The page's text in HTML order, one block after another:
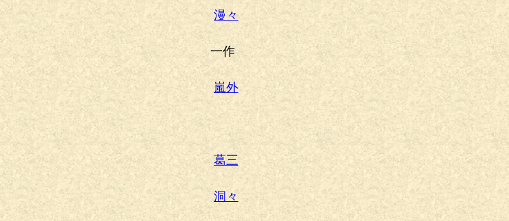
漫々
一作
嵐外
葛三
洞々